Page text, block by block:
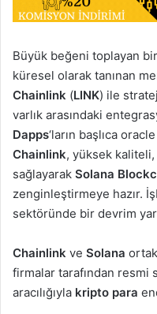
Büyük beğeni toplayan bir
küresel olarak tanınan
Chainlink (LINK) ile
varlık arasındaki
Dapps‘ların başlıca
Chainlink, yüksek
sağlayarak Solana
zenginleştirmeye hazır.
sektöründe bir devrim
Chainlink ve Solana
firmalar tarafından resmi
aracılığıyla kripto para